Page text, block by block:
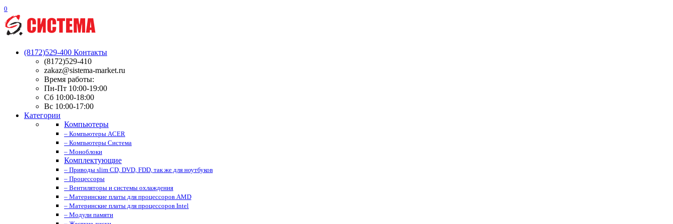
0
(8172)529-400 Контакты
(8172)529-410
zakaz@sistema-market.ru
Время работы:
Пн-Пт 10:00-19:00
Сб 10:00-18:00
Вс 10:00-17:00
Категории
Компьютеры
– Компьютеры ACER
– Компьютеры Система
– Моноблоки
Комплектующие
– Приводы slim CD, DVD, FDD, так же для ноутбуков
– Процессоры
– Вентиляторы и системы охлаждения
– Материнские платы для процессоров AMD
– Материнские платы для процессоров Intel
– Модули памяти